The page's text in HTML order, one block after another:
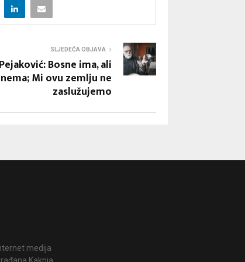
SLJEDEĆA OBJAVA
Bosne ima, ali
Mi ovu zemlju ne
zaslužujemo
medija
Kaknja